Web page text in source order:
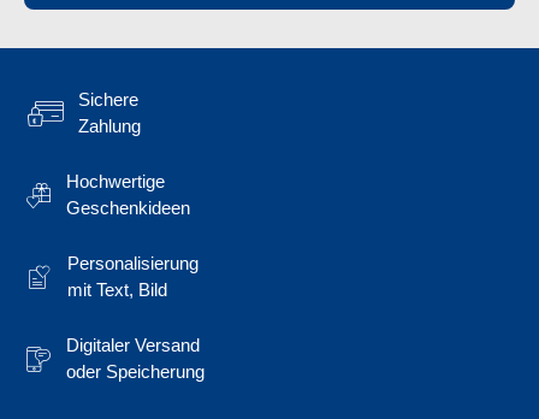
Sichere
Zahlung
Hochwertige
Geschenkideen
Personalisierung
mit Text, Bild
Digitaler Versand
oder Speicherung